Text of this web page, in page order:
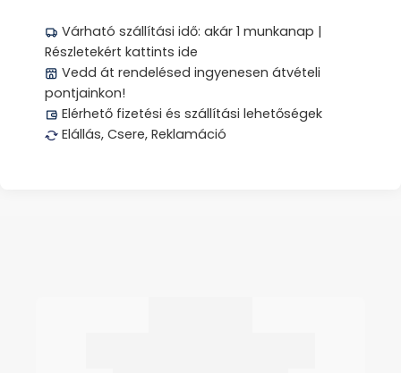
Várható szállítási idő: akár 1 munkanap |
Részletekért kattints ide
Vedd át rendelésed ingyenesen átvételi
pontjainkon!
Elérhető fizetési és szállítási lehetőségek
Elállás, Csere, Reklamáció